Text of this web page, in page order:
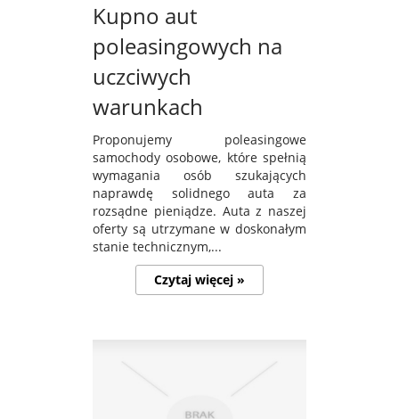
Kupno aut
poleasingowych na
uczciwych
warunkach
Proponujemy poleasingowe
samochody osobowe, które spełnią
wymagania osób szukających
naprawdę solidnego auta za
rozsądne pieniądze. Auta z naszej
oferty są utrzymane w doskonałym
stanie technicznym,...
Czytaj więcej »